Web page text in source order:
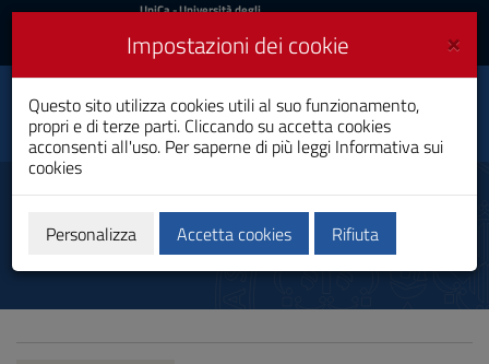
Vai
al
navigazione
sito
UniCa
Accedi
UniCa- Università degli
Accedi UniCA News
Toggle
navigation
Informatica
Laurea
Laboratori
×
Impostazioni dei cookie
Questo sito utilizza cookies utili al suo funzionamento,
propri e di terze parti. Cliccando su accetta cookies
acconsenti all'uso. Per saperne di più leggi Informativa sui
cookies
Personalizza Accetta cookies Rifiuta